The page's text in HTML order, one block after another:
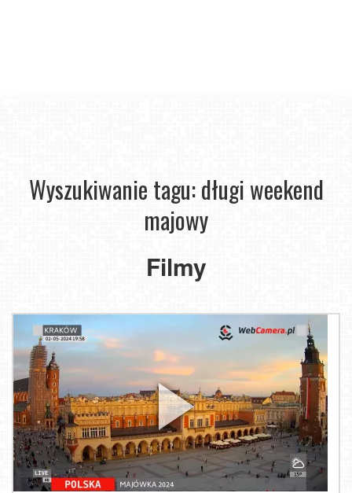
Wyszukiwanie tagu: długi weekend
majowy
Filmy